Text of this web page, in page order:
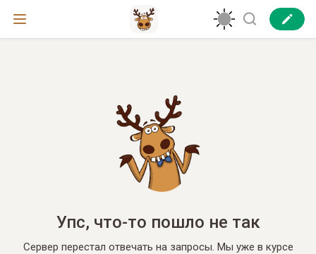
Упс, что-то пошло не так
Сервер перестал отвечать на запросы. Мы уже в курсе